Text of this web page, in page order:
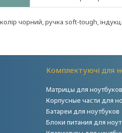
чорний, ручка soft-tough,
Комплектуючі для
Матрицы для ноутбуков
Корпусные части для
Батареи для ноутбуков
Блоки питания для